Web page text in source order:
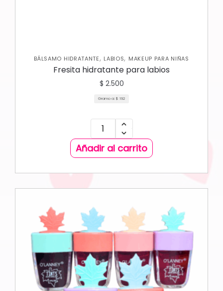
BÁLSAMO HIDRATANTE, LABIOS, MAKEUP PARA NIÑAS
Fresita hidratante para labios
$ 2.500
Gramo a: $ 192
Añadir al carrito